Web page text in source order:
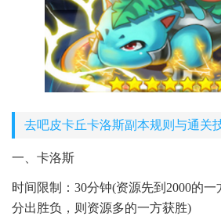
去吧皮卡丘卡洛斯副本规则与通关
一、卡洛斯
时间限制：30分钟(资源先到2000的
分出胜负，则资源多的一方获胜)